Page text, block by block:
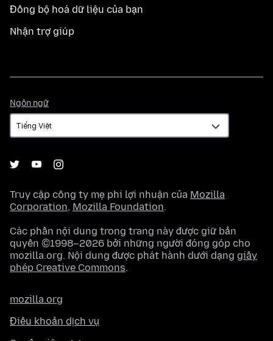
Đồng bộ hoá dữ liệu của bạn
Nhận trợ giúp
Ngôn ngữ
ngữ
Truy cập công ty mẹ phi lợi nhuận của Mozilla
Corporation, Mozilla Foundation.
Các phần nội dung trong trang này được giữ bản
quyền ©1998–2026 bởi những người đóng góp cho
mozilla.org. Nội dung được phát hành dưới dạng giấy
phép Creative Commons.
mozilla.org
Điều khoản dịch vụ